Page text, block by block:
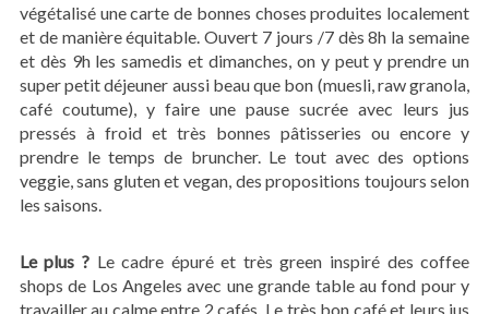
végétalisé une carte de bonnes choses produites localement
et de manière équitable. Ouvert 7 jours /7 dès 8h la semaine
et dès 9h les samedis et dimanches, on y peut y prendre un
super petit déjeuner aussi beau que bon (muesli, raw granola,
café coutume), y faire une pause sucrée avec leurs jus
pressés à froid et très bonnes pâtisseries ou encore y
prendre le temps de bruncher. Le tout avec des options
veggie, sans gluten et vegan, des propositions toujours selon
les saisons.
Le plus ? Le cadre épuré et très green inspiré des coffee
shops de Los Angeles avec une grande table au fond pour y
travailler au calme entre 2 cafés. Le très bon café et leurs jus